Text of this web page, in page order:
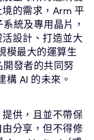
的需求，Arm 平
統及專用晶片，
設計、打造並大
模最大的運算生
發者的共同努
構 AI 的未來。
供，且並不帶保
分享，但不得修